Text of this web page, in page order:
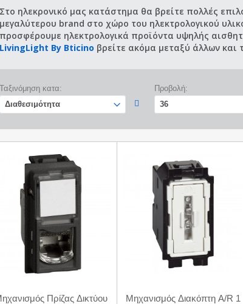
Στο ηλεκρονικό μας κατάστημα θα βρείτε πολλές
μεγαλύτερου brand στο χώρο του ηλεκτρολογικού
προσφέρουμε ηλεκτρολογικά προϊόντα υψηλής
LivingLight By Bticino βρείτε ακόμα μεταξύ άλλων και
Ταξινόμηση κατα: Προβολή:
Πρίζας Δικτύου
Μηχανισμός Διακόπτη A/R 1